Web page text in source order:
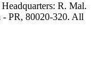
Headquarters: R. Mal.
- PR, 80020-320. All